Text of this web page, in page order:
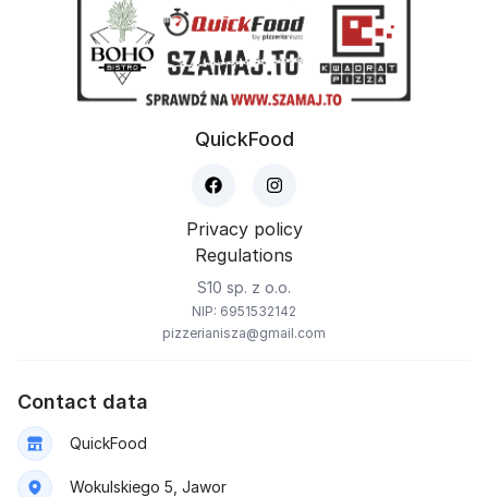
QuickFood
Privacy policy
Regulations
S10 sp. z o.o.
NIP: 6951532142
pizzerianisza@gmail.com
Contact data
QuickFood
Wokulskiego 5, Jawor